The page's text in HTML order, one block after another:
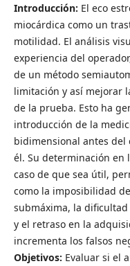
Introducción: El eco
miocárdica como un
motilidad. El análisis
experiencia del
de un método
limitación y así mejorar
de la prueba. Esto ha
introducción de la
bidimensional antes del
él. Su determinación en
caso de que sea útil,
como la imposibilidad
submáxima, la
y el retraso en la
incrementa los falsos
Objetivos: Evaluar si el